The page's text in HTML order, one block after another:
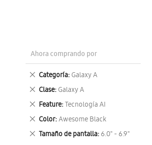
Ahora comprando por
Categoría Galaxy A
Eliminar
este
artículo
Clase Galaxy A
Eliminar
este
artículo
Feature Tecnología AI
Eliminar
este
artículo
Color Awesome Black
Eliminar
este
artículo
Tamaño de pantalla 6.0" - 6.9"
Eliminar